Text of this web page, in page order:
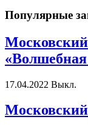
Популярные
Московский
17.04.2022 Выкл.
Московский